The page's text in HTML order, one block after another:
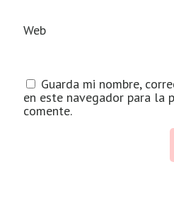
Web
Guarda mi nombre,
en este navegador para la
comente.